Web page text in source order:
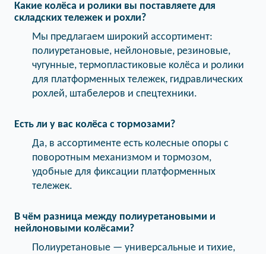
Какие колёса и ролики вы поставляете для
складских тележек и рохли?
Мы предлагаем широкий ассортимент:
полиуретановые, нейлоновые, резиновые,
чугунные, термопластиковые колёса и ролики
для платформенных тележек, гидравлических
рохлей, штабелеров и спецтехники.
Есть ли у вас колёса с тормозами?
Да, в ассортименте есть колесные опоры с
поворотным механизмом и тормозом,
удобные для фиксации платформенных
тележек.
В чём разница между полиуретановыми и
нейлоновыми колёсами?
Полиуретановые — универсальные и тихие,